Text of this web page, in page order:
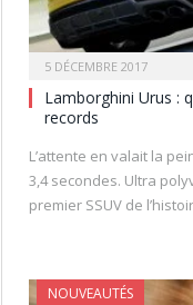
5 DÉCEMBRE 2017
Lamborghini Urus :
records
L’attente en valait la
3,4 secondes. Ultra
premier SSUV de
NOUVEAUTÉS